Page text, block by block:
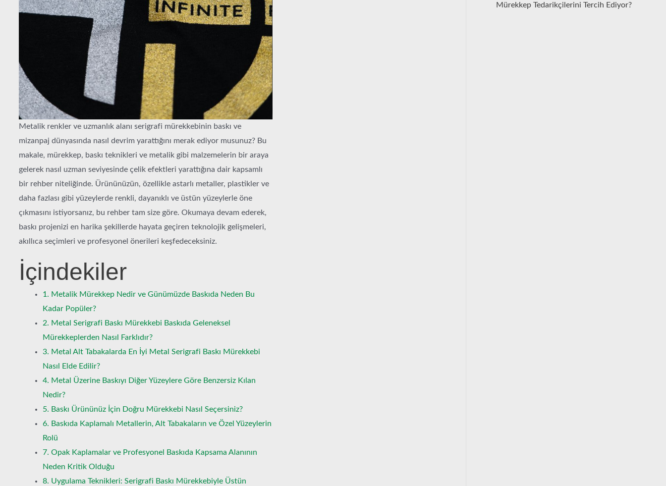
Metalik renkler ve uzmanlık alanı serigrafi mürekkebinin baskı ve
mizanpaj dünyasında nasıl devrim yarattığını merak ediyor musunuz? Bu
makale, mürekkep, baskı teknikleri ve metalik gibi malzemelerin bir araya
gelerek nasıl uzman seviyesinde çelik efektleri yarattığına dair kapsamlı
bir rehber niteliğinde. Ürününüzün, özellikle astarlı metaller, plastikler ve
daha fazlası gibi yüzeylerde renkli, dayanıklı ve üstün yüzeylerle öne
çıkmasını istiyorsanız, bu rehber tam size göre. Okumaya devam ederek,
baskı projenizi en harika şekillerde hayata geçiren teknolojik gelişmeleri,
akıllıca seçimleri ve profesyonel önerileri keşfedeceksiniz.
İçindekiler
1. Metalik Mürekkep Nedir ve Günümüzde Baskıda Neden Bu
Kadar Popüler?
2. Metal Serigrafi Baskı Mürekkebi Baskıda Geleneksel
Mürekkeplerden Nasıl Farklıdır?
3. Metal Alt Tabakalarda En İyi Metal Serigrafi Baskı Mürekkebi
Nasıl Elde Edilir?
4. Metal Üzerine Baskıyı Diğer Yüzeylere Göre Benzersiz Kılan
Nedir?
5. Baskı Ürününüz İçin Doğru Mürekkebi Nasıl Seçersiniz?
6. Baskıda Kaplamalı Metallerin, Alt Tabakaların ve Özel Yüzeylerin
Rolü
7. Opak Kaplamalar ve Profesyonel Baskıda Kapsama Alanının
Neden Kritik Olduğu
8. Uygulama Teknikleri: Serigrafi Baskı Mürekkebiyle Üstün
Mürekkep Tedarikçilerini Tercih Ediyor?